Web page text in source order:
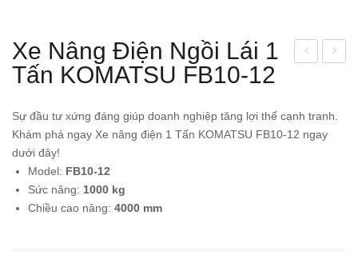
g
Điệ
g
Điệ
Xe Nâng Điện Ngồi Lái 1
Tấn KOMATSU FB10-12
Sự đầu tư xứng đáng giúp doanh nghiệp tăng lợi thế cạnh tranh.
Khám phá ngay Xe nâng điện 1 Tấn KOMATSU FB10-12 ngay
dưới đây!
Model: FB10-12
Sức nâng: 1000 kg
Chiều cao nâng: 4000 mm